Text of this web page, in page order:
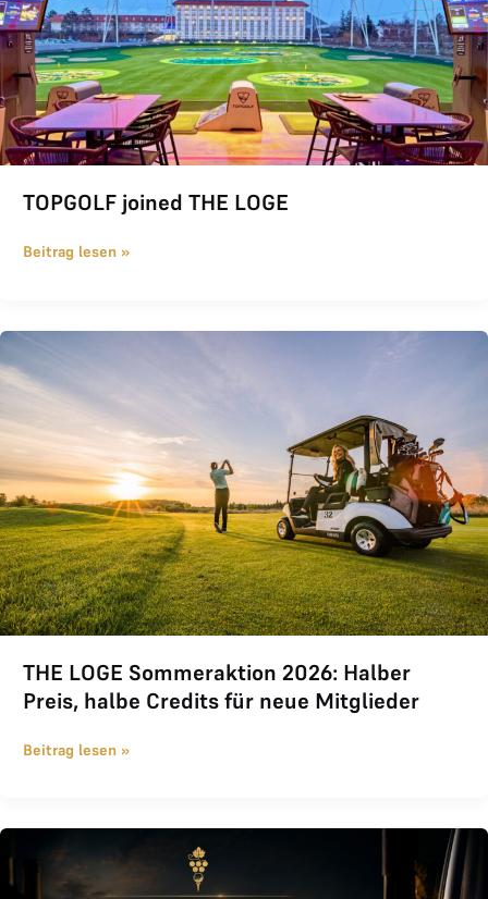
TOPGOLF joined THE LOGE
Beitrag lesen »
THE LOGE Sommeraktion 2026: Halber
Preis, halbe Credits für neue Mitglieder
THE LOGE Sommeraktion 2026: Halber Preis, halbe Credits für
Beitrag lesen »